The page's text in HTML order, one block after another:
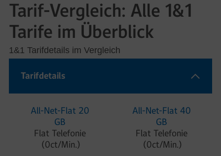
Tarif-Vergleich: Alle 1&1
Tarife im Überblick
1&1 Tarifdetails im Vergleich
Tarifdetails
All-Net-Flat 20
GB
Flat Telefonie
(0ct/Min.)
All-Net-Flat 40
GB
Flat Telefonie
(0ct/Min.)